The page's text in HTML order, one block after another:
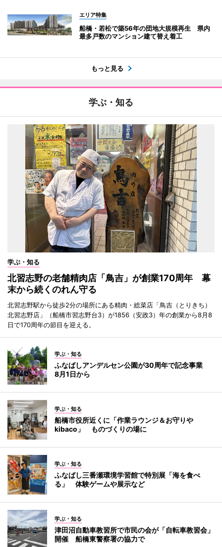
エリア特集
船橋・若松で築56年の団地大規模再生 県内
最多戸数のマンション建て替え着工
もっと見る
学ぶ・知る
学ぶ・知る
北習志野の老舗精肉店「鳥吉」が創業170周年 幕
末から続くのれん守る
北習志野駅から徒歩2分の場所にある精肉・総菜店「鳥吉（とりきち）
北習志野店」（船橋市習志野台3）が1856（安政3）年の創業から8月8
日で170周年の節目を迎える。
学ぶ・知る
ふなばしアンデルセン公園が30周年で記念事業
8月1日から
学ぶ・知る
船橋市役所近くに「作業ラウンジ＆お守りや
kibaco」 ものづくりの場に
学ぶ・知る
ふなばし三番瀬環境学習館で特別展「海を食べ
る」 体験ゲームや展示など
学ぶ・知る
津田沼自動車教習所で市民の会が「自転車教習会」
開催 船橋東警察署の協力で